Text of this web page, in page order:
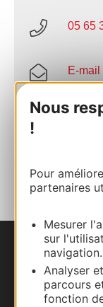
Nous
!
Pour
partenaires
Mesurer
sur
navigation.
Analyser
parcours
fonction
05 65
E-mail
Site
Nous
Carte